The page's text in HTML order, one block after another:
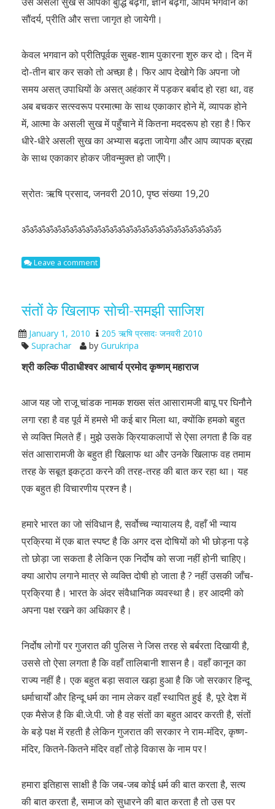
सौंदर्य, प्रीति और सत्ता जागृत हो जायेगी।
केवल भगवान को प्रीतिपूर्वक सुबह-शाम पुकारना शुरु कर दो। दिन में
दो-तीन बार कर सको तो अच्छा है। फिर आप देखोगे कि अपना जो
समय असत् उपाधियों के असत् अहंकार में पड़कर बर्बाद हो रहा था, वह
अब बचकर सत्स्वरूप परमात्मा के साथ एकाकार होने में, व्यापक होने
में, आत्मा के असली सुख में पहुँचाने में कितना मददरूप हो रहा है ! फिर
धीरे-धीरे असली सुख का अभ्यास बढ़ता जायेगा और आप व्यापक ब्रह्म
के साथ एकाकार होकर जीवन्मुक्त हो जाएँगे।
स्रोतः ऋषि प्रसाद, जनवरी 2010, पृष्ठ संख्या 19,20
ॐॐॐॐॐॐॐॐॐॐॐॐॐॐॐॐॐॐॐॐॐॐॐॐॐ
Leave a comment
संतों के खिलाफ सोची-समझी साजिश
January 1, 2010
205 ऋषि प्रसादः जनवरी 2010
Suprachar
by Gurukripa
श्री कल्कि पीठाधीश्वर आचार्य प्रमोद कृष्णम् महाराज
आज यह जो राजू चांडक नामक शख्स संत आसारामजी बापू पर घिनौने
लगा रहा है वह पूर्व में हमसे भी कई बार मिला था, क्योंकि हमको बहुत
से व्यक्ति मिलते हैं। मुझे उसके क्रियाकलापों से ऐसा लगता है कि वह
संत आसारामजी के बहुत ही खिलाफ था और उनके खिलाफ वह तमाम
तरह के सबूत इकट्ठा करने की तरह-तरह की बात कर रहा था। यह
एक बहुत ही विचारणीय प्रश्न है।
हमारे भारत का जो संविधान है, सर्वोच्च न्यायालय है, वहाँ भी न्याय
प्रक्रिया में एक बात स्पष्ट है कि अगर दस दोषियों को भी छोड़ना पड़े
तो छोड़ा जा सकता है लेकिन एक निर्दोष को सजा नहीं होनी चाहिए।
क्या आरोप लगाने मात्र से व्यक्ति दोषी हो जाता है ? नहीं उसकी जाँच-
प्रक्रिया है। भारत के अंदर संवैधानिक व्यवस्था है। हर आदमी को
अपना पक्ष रखने का अधिकार है।
निर्दोष लोगों पर गुजरात की पुलिस ने जिस तरह से बर्बरता दिखायी है,
उससे तो ऐसा लगता है कि वहाँ तालिबानी शासन है। वहाँ कानून का
राज्य नहीं है। एक बहुत बड़ा सवाल खड़ा हुआ है कि जो सरकार हिन्दू
धर्माचार्यों और हिन्दू धर्म का नाम लेकर वहाँ स्थापित हुई है, पूरे देश में
एक मैसेज है कि बी.जे.पी. जो है वह संतों का बहुत आदर करती है, संतों
के बड़े पक्ष में रहती है लेकिन गुजरात की सरकार ने राम-मंदिर, कृष्ण-
मंदिर, कितने-कितने मंदिर वहाँ तोड़े विकास के नाम पर !
हमारा इतिहास साक्षी है कि जब-जब कोई धर्म की बात करता है, सत्य
की बात करता है, समाज को सुधारने की बात करता है तो उस पर